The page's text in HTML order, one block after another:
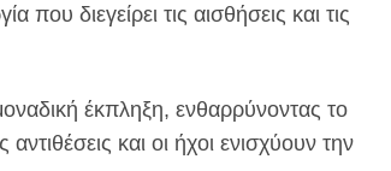
διεγείρει τις αισθήσεις και τις
έκπληξη, ενθαρρύνοντας το
και οι ήχοι ενισχύουν την